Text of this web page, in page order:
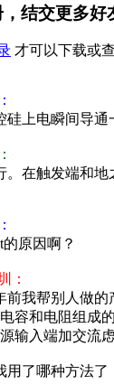
结交更多好
才可以下载或
硅上电瞬间导
。在触发端和地
原因啊？
：
前我帮别人做
电容和电阻组成
源输入端加交流
用了哪种方法了